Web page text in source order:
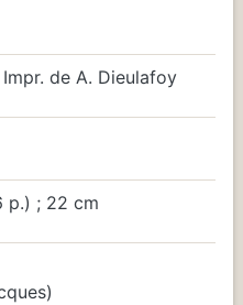
de A. Dieulafoy
p.) ; 22 cm